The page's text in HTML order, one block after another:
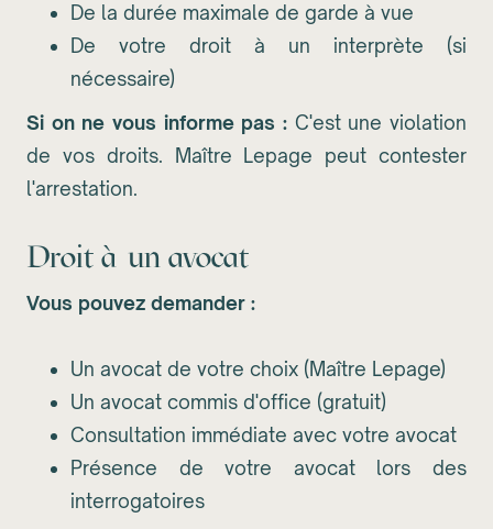
De la durée maximale de garde à vue
De votre droit à un interprète (si
nécessaire)
Si on ne vous informe pas : C'est une violation
de vos droits. Maître Lepage peut contester
l'arrestation.
Droit à un avocat
Vous pouvez demander :
Un avocat de votre choix (Maître Lepage)
Un avocat commis d'office (gratuit)
Consultation immédiate avec votre avocat
Présence de votre avocat lors des
interrogatoires